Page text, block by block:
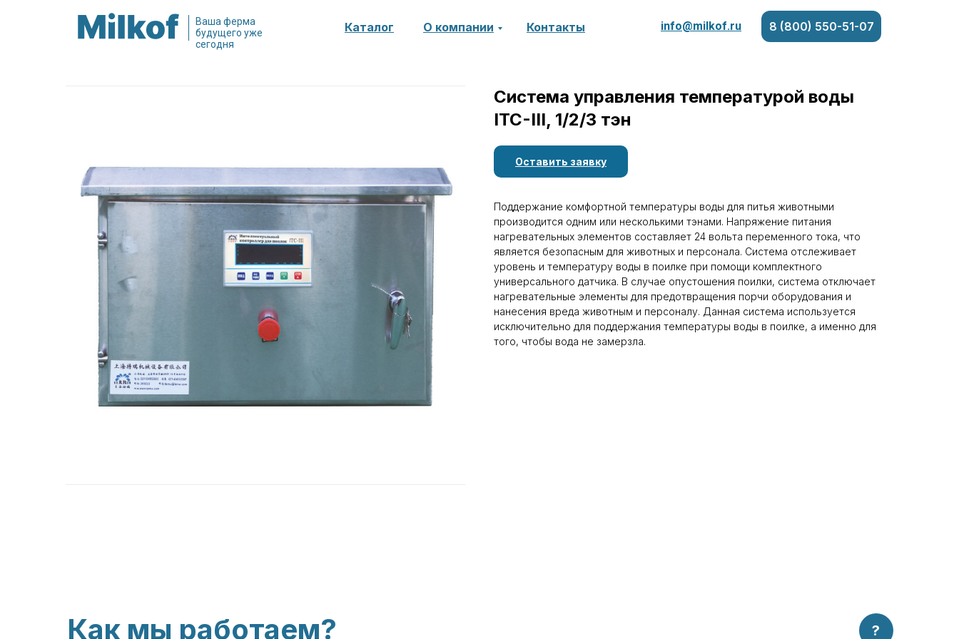
Контакты
О компании
Каталог 8 (800) 550-51-07
info@milkof.ru
Ваша ферма
будущего уже
сегодня
Система управления температурой воды
ITC-III, 1/2/3 тэн
Оставить заявку
Поддержание комфортной температуры воды для питья животными
производится одним или несколькими тэнами. Напряжение питания
нагревательных элементов составляет 24 вольта переменного тока, что
является безопасным для животных и персонала. Система отслеживает
уровень и температуру воды в поилке при помощи комплектного
универсального датчика. В случае опустошения поилки, система отключает
нагревательные элементы для предотвращения порчи оборудования и
нанесения вреда животным и персоналу. Данная система используется
исключительно для поддержания температуры воды в поилке, а именно для
того, чтобы вода не замерзла.
Как мы работаем? ?